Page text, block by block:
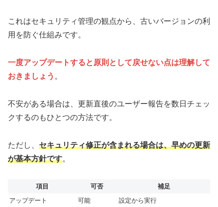
これはセキュリティ管理の観点から、古いバージョンの利
用を防ぐ仕組みです。
一度アップデートすると原則として戻せない点は理解して
おきましょう 。
不安がある場合は、更新直後のユーザー報告を数日チェッ
クするのもひとつの方法です。
ただし、 セキュリティ修正が含まれる場合は、早めの更新
が基本方針です。
項目 可否
補足
アップデート
可能
設定から実行